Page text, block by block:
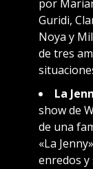
por
Guridi,
Noya y
de tres
La
show de
de una
«La
enredos y